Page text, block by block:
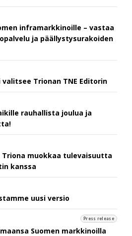
inframarkkinoille – vastaa
ja päällystysurakoiden
Trionan TNE Editorin
rauhallista joulua ja
Triona muokkaa tulevaisuutta
kanssa
uusi versio
Press release
Suomen markkinoilla